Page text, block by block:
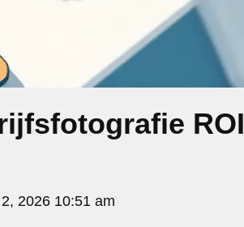
ROI
2026 10:51 am